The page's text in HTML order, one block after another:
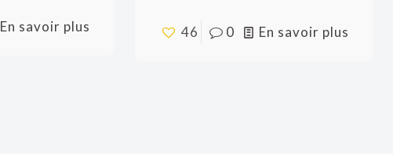
46 0 En savoir plus
En savoir plus